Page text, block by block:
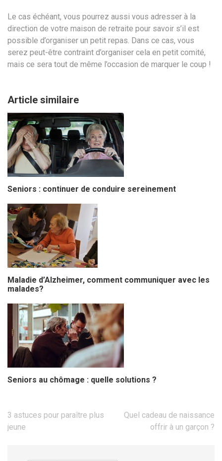
Le cas échéant, vous pourrez aussi vous adresser à la
direction de votre maison de retraite pour savoir s’il est
possible d’organiser un petit repas. Dans ce cas, vous
serez peut-être contraint d’organiser cela en petit comité,
mais ce sera tout de même l’occasion de marquer le coup !
Article similaire
Seniors : continuer de conduire sereinement
Maladie d’Alzheimer, comment communiquer avec les
malades?
Seniors au chômage : quelle solutions ?
Navigation
de
3 astuces pour paraître plus
jeune
Quel cadeau de naissance
offrir à un garçon ?